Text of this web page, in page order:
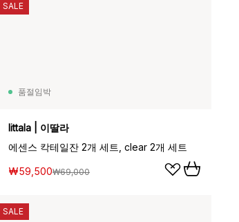
품절임박
Iittala | 이딸라
에센스 칵테일잔 2개 세트, clear 2개 세트
₩59,500₩69,000
SALE
SALE